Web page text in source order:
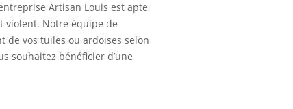
Artisan Louis est apte
violent. Notre équipe de
de vos tuiles ou ardoises selon
souhaitez bénéficier d’une